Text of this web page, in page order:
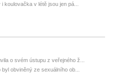
v létě jsou jen pá...
o svém ústupu z veřejného ž...
obviněný ze sexuálního ob...